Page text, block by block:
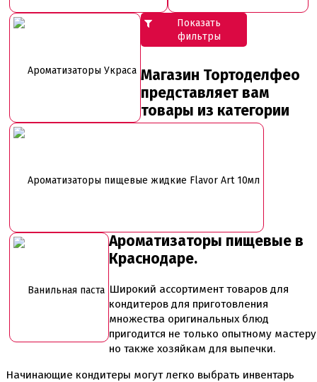
Ароматизаторы Украса
Ароматизаторы пищевые жидкие Flavor Art 10мл
Ванильная паста
Показать
фильтры
Магазин Тортоделфео
представляет вам
товары из категории
Ароматизаторы пищевые в
Краснодаре.
Широкий ассортимент товаров для
кондитеров для приготовления
множества оригинальных блюд
пригодится не только опытному
но также хозяйкам для выпечки.
Начинающие кондитеры могут легко выбрать инвентарь